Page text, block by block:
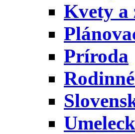
Kvety a
Príroda